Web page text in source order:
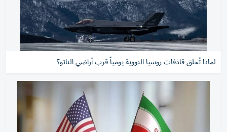
لماذا تُحلق قاذفات روسيا النووية يومياً قرب أراضي الناتو؟